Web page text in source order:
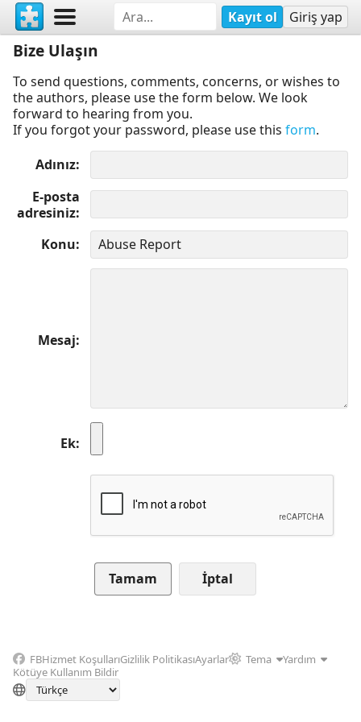
Kayıt ol Giriş yap
Bize Ulaşın
To send questions, comments, concerns, or wishes to
the authors, please use the form below. We look
forward to hearing from you.
If you forgot your password, please use this form.
Adınız
E-posta
adresiniz
Konu
Mesaj
Ek
İptal
FBHizmet KoşullarıGizlilik PolitikasıAyarlar Tema
Yardım
Kötüye Kullanım Bildir